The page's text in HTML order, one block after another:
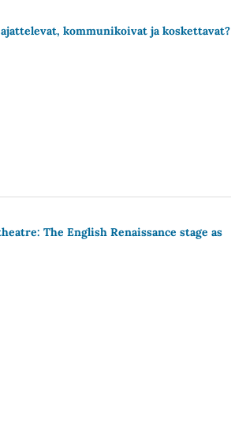
kommunikoivat ja koskettavat?
The English Renaissance stage as